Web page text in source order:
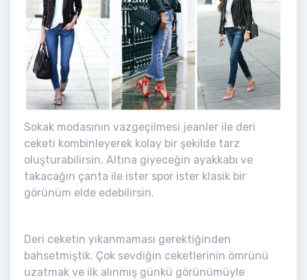
Sokak modasının vazgeçilmesi jeanler ile deri
ceketi kombinleyerek kolay bir şekilde tarz
oluşturabilirsin. Altına giyeceğin ayakkabı ve
takacağın çanta ile ister spor ister klasik bir
görünüm elde edebilirsin.
Deri ceketin yıkanmaması gerektiğinden
bahsetmiştik. Çok sevdiğin ceketlerinin ömrünü
uzatmak ve ilk alınmış günkü görünümüyle